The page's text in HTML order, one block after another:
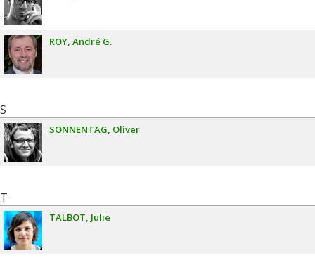
ROY André G.
S
SONNENTAG Oliver
T
TALBOT Julie